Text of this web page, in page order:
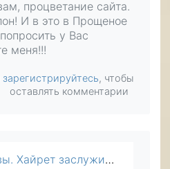
процветание сайта.
И в это в Прощеное
у Вас
меня!!!
зарегистрируйтесь, чтобы
оставлять комментарии
Низкий ей Поклон. Здоровье, женского счастья, удачи и сил. Да хранит ее Всевышней! И вам большое спасибо что вы написали про Хайрет…